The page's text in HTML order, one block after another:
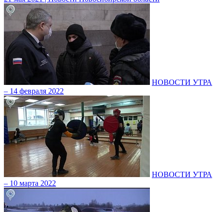
НОВОСТИ УТРА
– 14 февраля 2022
НОВОСТИ УТРА
– 10 марта 2022